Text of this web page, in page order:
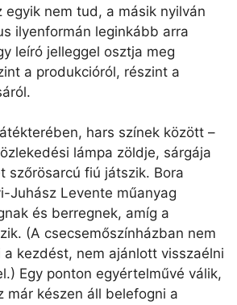
egyik nem tud, a másik nyilván
ilyenformán leginkább arra
leíró jelleggel osztja meg
a produkcióról, részint a
hars színek között –
lámpa zöldje, sárgája
szőrösarcú fiú játszik. Bora
Juhász Levente műanyag
és berregnek, amíg a
(A csecsemőszínházban nem
a kezdést, nem ajánlott visszaélni
Egy ponton egyértelművé válik,
már készen áll belefogni a